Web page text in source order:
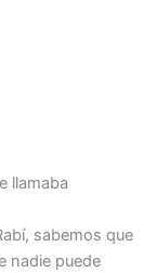
llamaba
sabemos que
nadie puede